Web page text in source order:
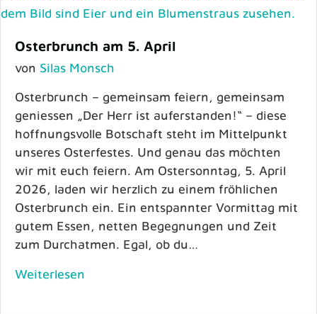
Osterbrunch am 5. April
von Silas Monsch
Osterbrunch – gemeinsam feiern, gemeinsam
geniessen „Der Herr ist auferstanden!“ – diese
hoffnungsvolle Botschaft steht im Mittelpunkt
unseres Osterfestes. Und genau das möchten
wir mit euch feiern. Am Ostersonntag, 5. April
2026, laden wir herzlich zu einem fröhlichen
Osterbrunch ein. Ein entspannter Vormittag mit
gutem Essen, netten Begegnungen und Zeit
zum Durchatmen. Egal, ob du…
Weiterlesen